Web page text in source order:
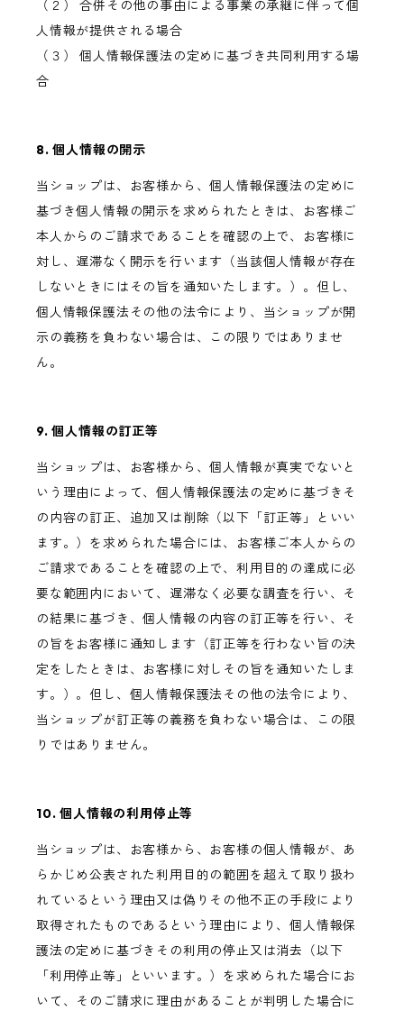
（２） 合併その他の事由による事業の承継に伴って個
人情報が提供される場合
（３） 個人情報保護法の定めに基づき共同利用する場
合
8. 個人情報の開示
当ショップは、お客様から、個人情報保護法の定めに
基づき個人情報の開示を求められたときは、お客様ご
本人からのご請求であることを確認の上で、お客様に
対し、遅滞なく開示を行います（当該個人情報が存在
しないときにはその旨を通知いたします。）。但し、
個人情報保護法その他の法令により、当ショップが開
示の義務を負わない場合は、この限りではありませ
ん。
9. 個人情報の訂正等
当ショップは、お客様から、個人情報が真実でないと
いう理由によって、個人情報保護法の定めに基づきそ
の内容の訂正、追加又は削除（以下「訂正等」といい
ます。）を求められた場合には、お客様ご本人からの
ご請求であることを確認の上で、利用目的の達成に必
要な範囲内において、遅滞なく必要な調査を行い、そ
の結果に基づき、個人情報の内容の訂正等を行い、そ
の旨をお客様に通知します（訂正等を行わない旨の決
定をしたときは、お客様に対しその旨を通知いたしま
す。）。但し、個人情報保護法その他の法令により、
当ショップが訂正等の義務を負わない場合は、この限
りではありません。
10. 個人情報の利用停止等
当ショップは、お客様から、お客様の個人情報が、あ
らかじめ公表された利用目的の範囲を超えて取り扱わ
れているという理由又は偽りその他不正の手段により
取得されたものであるという理由により、個人情報保
護法の定めに基づきその利用の停止又は消去（以下
「利用停止等」といいます。）を求められた場合にお
いて、そのご請求に理由があることが判明した場合に